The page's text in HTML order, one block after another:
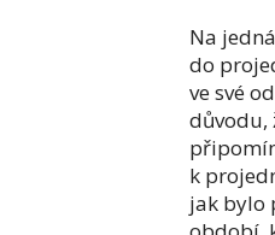
Na
do
ve své
důvodu,
k
jak bylo